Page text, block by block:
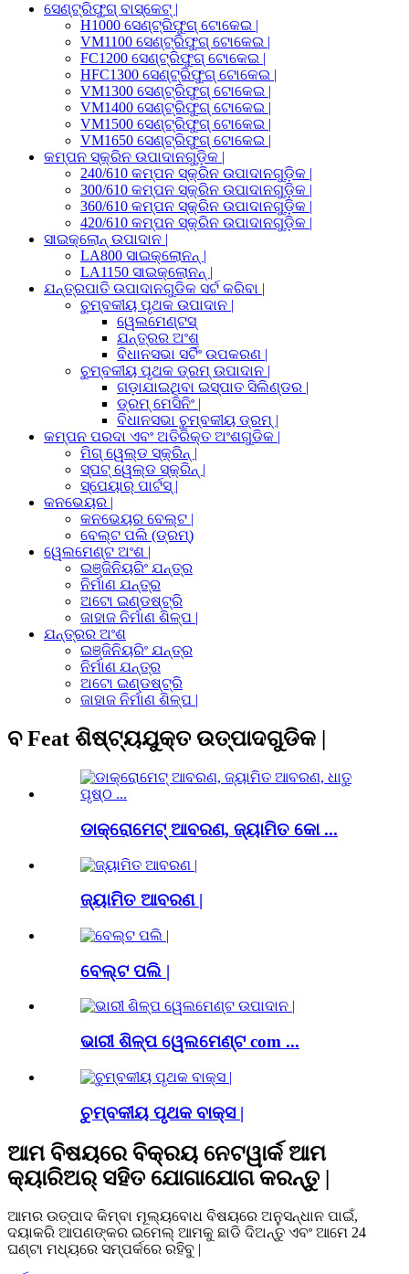
ସେଣ୍ଟ୍ରିଫୁଗ୍ ବାସ୍କେଟ୍ |
H1000 ସେଣ୍ଟ୍ରିଫୁଗ୍ ଟୋକେଇ |
VM1100 ସେଣ୍ଟ୍ରିଫୁଗ୍ ଟୋକେଇ |
FC1200 ସେଣ୍ଟ୍ରିଫୁଗ୍ ଟୋକେଇ |
HFC1300 ସେଣ୍ଟ୍ରିଫୁଗ୍ ଟୋକେଇ |
VM1300 ସେଣ୍ଟ୍ରିଫୁଗ୍ ଟୋକେଇ |
VM1400 ସେଣ୍ଟ୍ରିଫୁଗ୍ ଟୋକେଇ |
VM1500 ସେଣ୍ଟ୍ରିଫୁଗ୍ ଟୋକେଇ |
VM1650 ସେଣ୍ଟ୍ରିଫୁଗ୍ ଟୋକେଇ |
କମ୍ପନ ସ୍କ୍ରିନ ଉପାଦାନଗୁଡ଼ିକ |
240/610 କମ୍ପନ ସ୍କ୍ରିନ ଉପାଦାନଗୁଡ଼ିକ |
300/610 କମ୍ପନ ସ୍କ୍ରିନ ଉପାଦାନଗୁଡ଼ିକ |
360/610 କମ୍ପନ ସ୍କ୍ରିନ ଉପାଦାନଗୁଡ଼ିକ |
420/610 କମ୍ପନ ସ୍କ୍ରିନ ଉପାଦାନଗୁଡ଼ିକ |
ସାଇକ୍ଲୋନ୍ ଉପାଦାନ |
LA800 ସାଇକ୍ଲୋନନ୍ |
LA1150 ସାଇକ୍ଲୋନନ୍ |
ଯନ୍ତ୍ରପାତି ଉପାଦାନଗୁଡିକ ସର୍ଟ କରିବା |
ଚୁମ୍ବକୀୟ ପୃଥକ ଉପାଦାନ |
ୱେଲମେଣ୍ଟସ୍
ଯନ୍ତ୍ରର ଅଂଶ
ବିଧାନସଭା ସର୍ଟିଂ ଉପକରଣ |
ଚୁମ୍ବକୀୟ ପୃଥକ ଡ୍ରମ୍ ଉପାଦାନ |
ଗଡ଼ାଯାଇଥିବା ଇସ୍ପାତ ସିଲିଣ୍ଡର |
ଡ୍ରମ୍ ମେସିନିଂ |
ବିଧାନସଭା ଚୁମ୍ବକୀୟ ଡ୍ରମ୍ |
କମ୍ପନ ପରଦା ଏବଂ ଅତିରିକ୍ତ ଅଂଶଗୁଡିକ |
ମିଗ୍ ୱେଲ୍ଡ ସ୍କ୍ରିନ୍ |
ସ୍ପଟ୍ ୱେଲ୍ଡ ସ୍କ୍ରିନ୍ |
ସ୍ପେୟାର୍ ପାର୍ଟସ୍ |
କନଭେୟର |
କନଭେୟର ବେଲ୍ଟ |
ବେଲ୍ଟ ପଲି (ଡ୍ରମ୍)
ୱେଲମେଣ୍ଟ ଅଂଶ |
ଇଞ୍ଜିନିୟରିଂ ଯନ୍ତ୍ର
ନିର୍ମାଣ ଯନ୍ତ୍ର
ଅଟୋ ଇଣ୍ଡଷ୍ଟ୍ରି
ଜାହାଜ ନିର୍ମାଣ ଶିଳ୍ପ |
ଯନ୍ତ୍ରର ଅଂଶ
ଇଞ୍ଜିନିୟରିଂ ଯନ୍ତ୍ର
ନିର୍ମାଣ ଯନ୍ତ୍ର
ଅଟୋ ଇଣ୍ଡଷ୍ଟ୍ରି
ଜାହାଜ ନିର୍ମାଣ ଶିଳ୍ପ |
ବ Feat ଶିଷ୍ଟ୍ୟଯୁକ୍ତ ଉତ୍ପାଦଗୁଡିକ |
ଡାକ୍ରୋମେଟ୍ ଆବରଣ, ଜ୍ୟାମିତ କୋ ...
ଜ୍ୟାମିତ ଆବରଣ |
ବେଲ୍ଟ ପଲି |
ଭାରୀ ଶିଳ୍ପ ୱେଲମେଣ୍ଟ com ...
ଚୁମ୍ବକୀୟ ପୃଥକ ବାକ୍ସ |
ଆମ ବିଷୟରେ ବିକ୍ରୟ ନେଟୱାର୍କ ଆମ
କ୍ୟାରିଅର୍ ସହିତ ଯୋଗାଯୋଗ କରନ୍ତୁ |
ଆମର ଉତ୍ପାଦ କିମ୍ବା ମୂଲ୍ୟବୋଧ ବିଷୟରେ ଅନୁସନ୍ଧାନ ପାଇଁ,
ଦୟାକରି ଆପଣଙ୍କର ଇମେଲ୍ ଆମକୁ ଛାଡି ଦିଅନ୍ତୁ ଏବଂ ଆମେ 24
ଘଣ୍ଟା ମଧ୍ୟରେ ସମ୍ପର୍କରେ ରହିବୁ |